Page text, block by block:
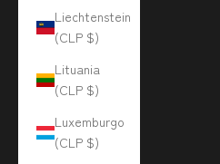
Liechtenstein
(CLP $)
Lituania
(CLP $)
Luxemburgo
(CLP $)